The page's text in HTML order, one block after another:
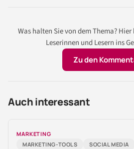
Was halten Sie von dem Thema?
Leserinnen und Lesern ins
Zu den
Auch interessant
MARKETING
MARKETING-TOOLS
SOCIAL MEDIA